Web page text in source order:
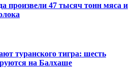
произвели 47 тысяч тонн мяса и
туранского тигра: шесть
на Балхаше